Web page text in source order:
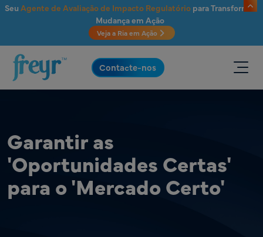
Saltar para o conteúdo principal
Seu Agente de Avaliação de Impacto Regulatóriopara Transformar
Mudança em Ação
Veja a Ria em Ação
.
Contacte-nos
Garantir as
'Oportunidades Certas'
para o 'Mercado Certo'